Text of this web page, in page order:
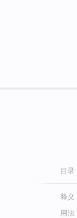
目录
释义
用法